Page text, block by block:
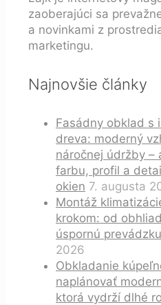
zaoberajúci sa
a novinkami z
marketingu.
Najnovšie články
Fasádny obklad s
dreva: moderný
náročnej údržby –
farbu, profil a
okien 7. augusta
Montáž
krokom: od
úspornú prevádzku
2026
Obkladanie
naplánovať
ktorá vydrží dlhé